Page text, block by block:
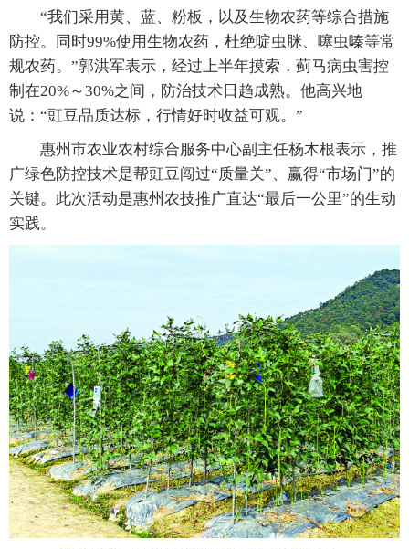
“我们采用黄、蓝、粉板，以及生物农药等综合措施
防控。同时99%使用生物农药，杜绝啶虫脒、噻虫嗪等常
规农药。”郭洪军表示，经过上半年摸索，蓟马病虫害控
制在20%～30%之间，防治技术日趋成熟。他高兴地
说：“豇豆品质达标，行情好时收益可观。”
惠州市农业农村综合服务中心副主任杨木根表示，推
广绿色防控技术是帮豇豆闯过“质量关”、赢得“市场门”的
关键。此次活动是惠州农技推广直达“最后一公里”的生动
实践。